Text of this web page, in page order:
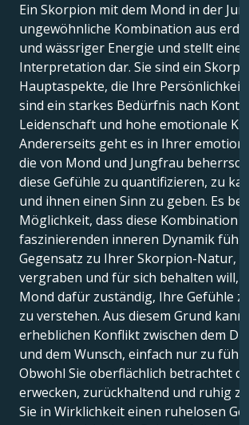
Ein Skorpion mit dem Mond in der
ungewöhnliche Kombination aus
und wässriger Energie und stellt eine
Interpretation dar. Sie sind ein
Hauptaspekte, die Ihre Persönlichkeit
sind ein starkes Bedürfnis nach
Leidenschaft und hohe emotionale
Andererseits geht es in Ihrer
die von Mond und Jungfrau
diese Gefühle zu quantifizieren, zu
und ihnen einen Sinn zu geben. Es
Möglichkeit, dass diese Kombination
faszinierenden inneren Dynamik
Gegensatz zu Ihrer Skorpion-Natur,
vergraben und für sich behalten will,
Mond dafür zuständig, Ihre Gefühle
zu verstehen. Aus diesem Grund kann
erheblichen Konflikt zwischen dem
und dem Wunsch, einfach nur zu
Obwohl Sie oberflächlich betrachtet
erwecken, zurückhaltend und ruhig zu
Sie in Wirklichkeit einen ruhelosen